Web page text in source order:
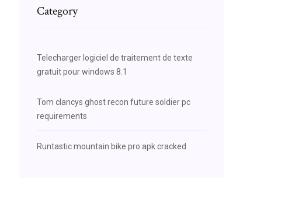
Category
Telecharger logiciel de traitement de texte
gratuit pour windows 8.1
Tom clancys ghost recon future soldier pc
requirements
Runtastic mountain bike pro apk cracked